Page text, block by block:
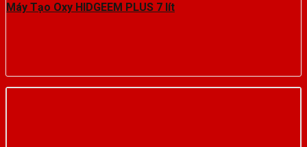
Máy Tạo Oxy HIDGEEM PLUS 7 lít